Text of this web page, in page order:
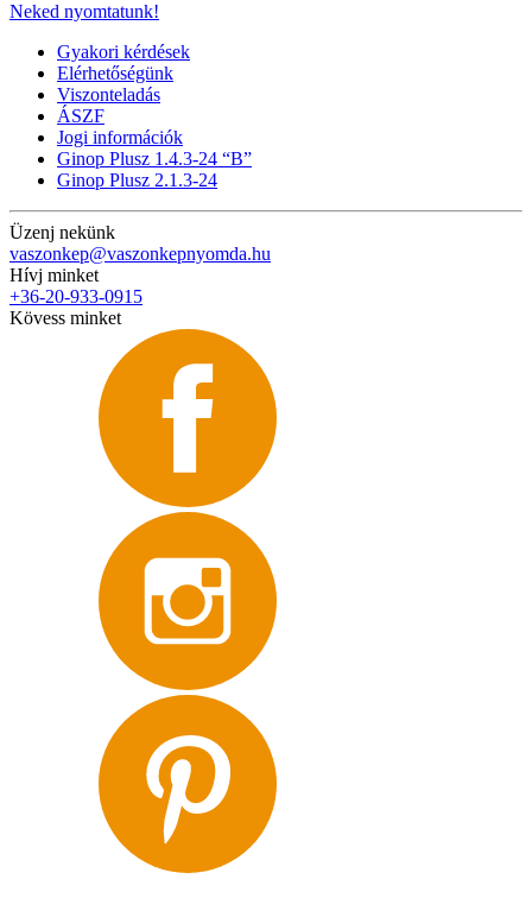
Neked nyomtatunk!
Gyakori kérdések
Elérhetőségünk
Viszonteladás
ÁSZF
Jogi információk
Ginop Plusz 1.4.3-24 “B”
Ginop Plusz 2.1.3-24
Üzenj nekünk
vaszonkep@vaszonkepnyomda.hu
Hívj minket
+36-20-933-0915
Kövess minket